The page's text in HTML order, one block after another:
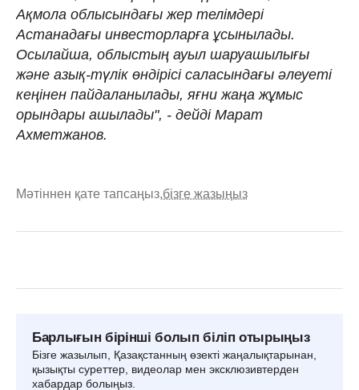
Ақмола облысындағы жер телімдері
Астанадағы инвесторларға ұсынылады.
Осылайша, облыстың ауыл шаруашылығы
және азық-түлік өндірісі саласындағы әлеуеті
кеңінен пайдаланылады, яғни жаңа жұмыс
орындары ашылады", - дейді Марат
Ахметжанов.
Мәтіннен қате тапсаңыз,бізге жазыңыз
Барлығын бірінші болып біліп отырыңыз
Бізге жазылып, Қазақстанның өзекті жаңалықтарынан,
қызықты суреттер, видеолар мен эксклюзивтерден
хабардар болыңыз.